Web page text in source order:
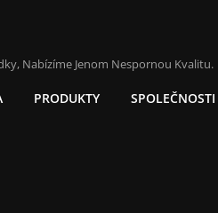
Nabízíme Jenom Nespornou Kvalitu.
PRODUKTY SPOLEČNOSTI